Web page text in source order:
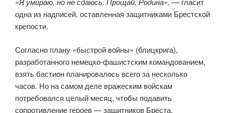
одна из надписей, оставленная защитниками Брестской
крепости.
Согласно плану «быстрой войны» (блицкрига),
разработанного немецко-фашистским командованием,
взять бастион планировалось всего за несколько
часов. Но на самом деле вражеским войскам
потребовался целый месяц, чтобы подавить
сопротивление героев — защитников Бреста.